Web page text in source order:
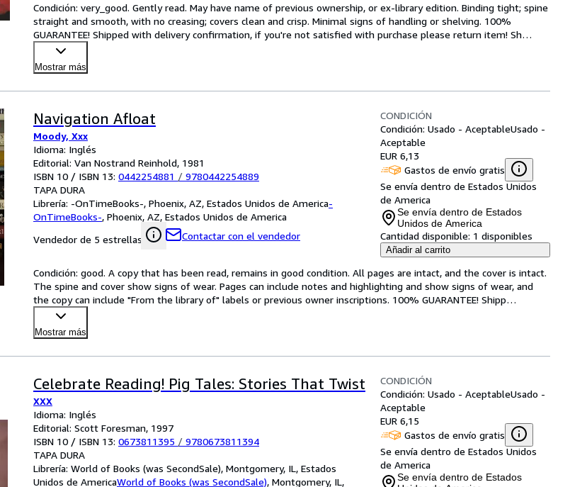
Condición: very_good. Gently read. May have name of previous ownership, or ex-library edition. Binding tight; spine
straight and smooth, with no creasing; covers clean and crisp. Minimal signs of handling or shelving. 100%
GUARANTEE! Shipped with delivery confirmation, if you're not satisfied with purchase please return item! Sh…
Mostrar más
Navigation Afloat
Moody, Xxx
Idioma: Inglés
Editorial: Van Nostrand Reinhold, 1981
ISBN 10 / ISBN 13: 0442254881 / 9780442254889
TAPA DURA
Librería: -OnTimeBooks-, Phoenix, AZ, Estados Unidos de America-
OnTimeBooks-, Phoenix, AZ, Estados Unidos de America
Vendedor de 5 estrellas
Contactar con el vendedor
CONDICIÓN
Condición: Usado - AceptableUsado -
Aceptable
EUR 6,13
Gastos de envío gratis
Se envía dentro de Estados Unidos
de America
Se envía dentro de Estados
Unidos de America
Cantidad disponible: 1 disponibles
Añadir al carrito
Condición: good. A copy that has been read, remains in good condition. All pages are intact, and the cover is intact.
The spine and cover show signs of wear. Pages can include notes and highlighting and show signs of wear, and
the copy can include "From the library of" labels or previous owner inscriptions. 100% GUARANTEE! Shipp…
Mostrar más
Celebrate Reading! Pig Tales: Stories That Twist
XXX
Idioma: Inglés
Editorial: Scott Foresman, 1997
ISBN 10 / ISBN 13: 0673811395 / 9780673811394
TAPA DURA
Librería: World of Books (was SecondSale), Montgomery, IL, Estados
Unidos de AmericaWorld of Books (was SecondSale), Montgomery, IL,
CONDICIÓN
Condición: Usado - AceptableUsado -
Aceptable
EUR 6,15
Gastos de envío gratis
Se envía dentro de Estados Unidos
de America
Se envía dentro de Estados